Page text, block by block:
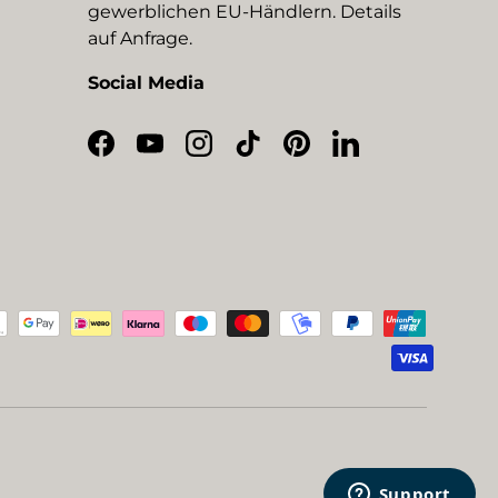
gewerblichen EU-Händlern. Details
auf Anfrage.
Social Media
Facebook
YouTubeInstagram
TikTokPinterestLinkedIn